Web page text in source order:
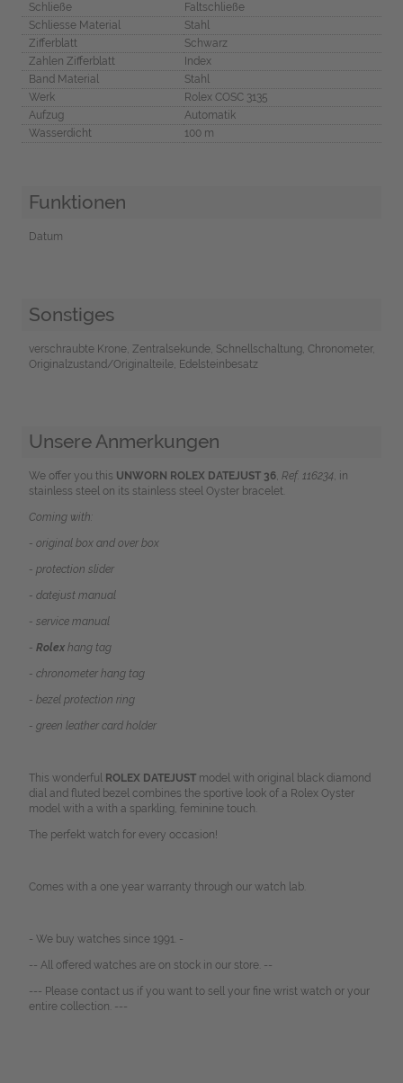
Schließe
Faltschließe
Schliesse Material
Stahl
Zifferblatt
Schwarz
Zahlen Zifferblatt
Index
Band Material
Stahl
Werk
Rolex COSC 3135
Aufzug
Automatik
Wasserdicht
100 m
Funktionen
Datum
Sonstiges
verschraubte Krone, Zentralsekunde, Schnellschaltung, Chronometer,
Originalzustand/Originalteile, Edelsteinbesatz
Unsere Anmerkungen
We offer you this UNWORN ROLEX DATEJUST 36, Ref. 116234, in
stainless steel on its stainless steel Oyster bracelet.
Coming with:
- original box and over box
- protection slider
- datejust manual
- service manual
- Rolex hang tag
- chronometer hang tag
- bezel protection ring
- green leather card holder
This wonderful ROLEX DATEJUSTmodel with original black diamond
dial and fluted bezel combines the sportive look of a Rolex Oyster
model with a with a sparkling, feminine touch.
The perfekt watch for every occasion!
Comes with a one year warranty through our watch lab.
- We buy watches since 1991. -
-- All offered watches are on stock in our store. --
--- Please contact us if you want to sell your fine wrist watch or your
entire collection. ---